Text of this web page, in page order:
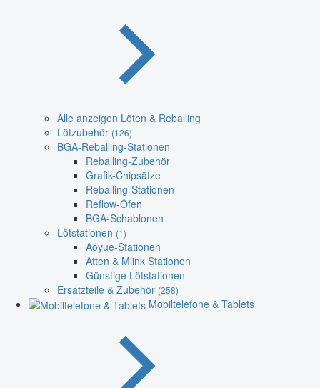
Alle anzeigen Löten & Reballing
Lötzubehör (126)
BGA-Reballing-Stationen
Reballing-Zubehör
Grafik-Chipsätze
Reballing-Stationen
Reflow-Öfen
BGA-Schablonen
Lötstationen (1)
Aoyue-Stationen
Atten & Mlink Stationen
Günstige Lötstationen
Ersatzteile & Zubehör (258)
Mobiltelefone & Tablets